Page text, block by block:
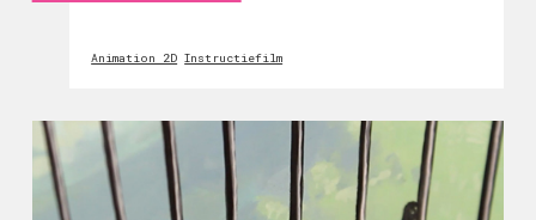
Animation 2D Instructiefilm